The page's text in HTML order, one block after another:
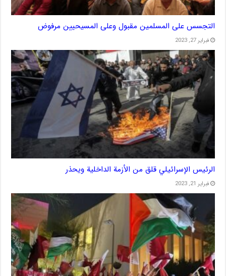
التجسس على المسلمين مقبول وعلى المسيحيين مرفوض
فبراير 27, 2023
الرئيس الإسرائيلي قلق من الأزمة الداخلية ويحذر
فبراير 21, 2023